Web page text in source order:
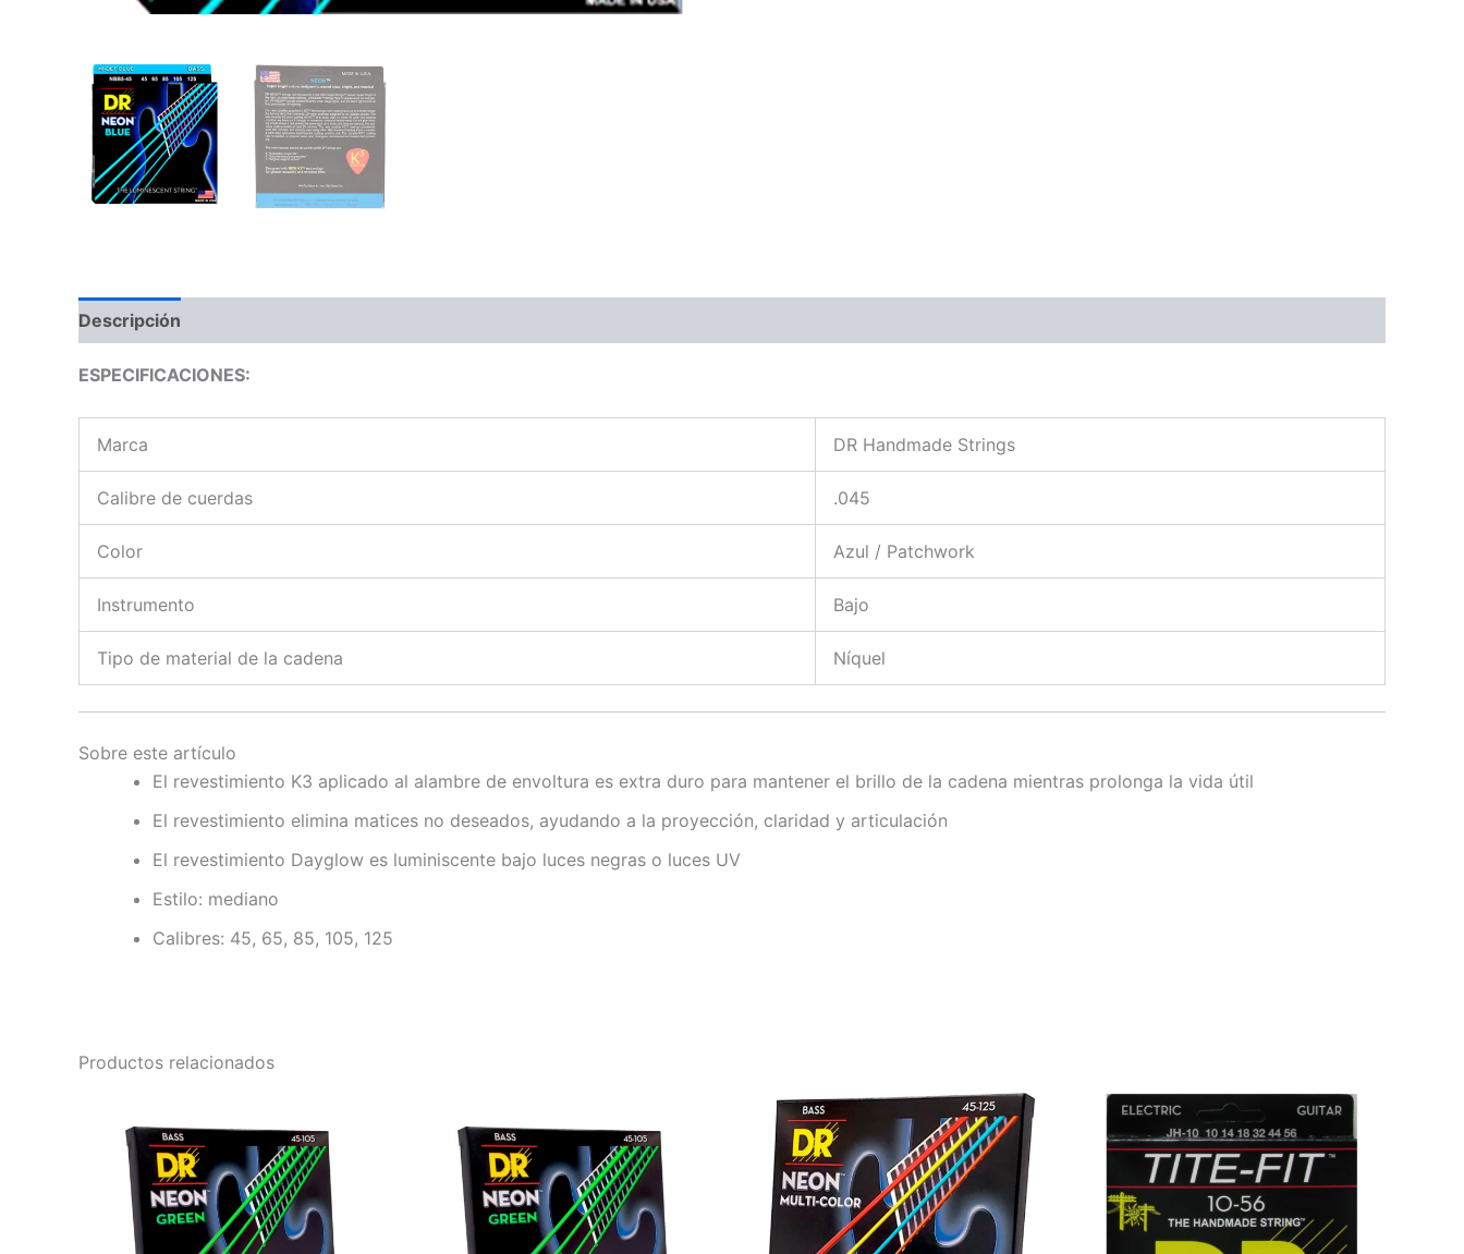
Descripción
ESPECIFICACIONES:
Marca DR Handmade Strings
Calibre de cuerdas .045
Color Azul / Patchwork
Instrumento Bajo
Tipo de material de la cadena Níquel
Sobre este artículo
El revestimiento K3 aplicado al alambre de envoltura es extra duro para mantener el brillo de la cadena mientras prolonga la vida útil
El revestimiento elimina matices no deseados, ayudando a la proyección, claridad y articulación
El revestimiento Dayglow es luminiscente bajo luces negras o luces UV
Estilo: mediano
Calibres: 45, 65, 85, 105, 125
Productos relacionados